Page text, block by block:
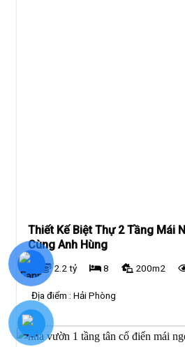
Thiết Kế Biệt Thự 2 Tầng Mái
Cùng Anh Hùng
2.2 tỷ 8 200m2
Địa điểm :Hải Phòng